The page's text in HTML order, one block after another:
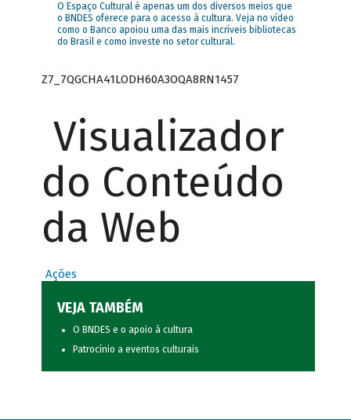
O Espaço Cultural é apenas um dos diversos meios que
o BNDES oferece para o acesso à cultura. Veja no vídeo
como o Banco apoiou uma das mais incríveis bibliotecas
do Brasil e como investe no setor cultural.
Z7_7QGCHA41LODH60A3OQA8RN1457
Visualizador
do Conteúdo
da Web
Ações
VEJA TAMBÉM
O BNDES e o apoio à cultura
Patrocínio a eventos culturais